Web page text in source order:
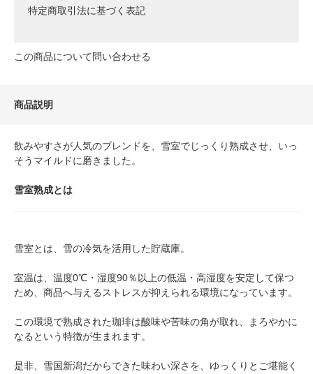
特定商取引法に基づく表記
この商品について問い合わせる
商品説明
飲みやすさが人気のブレンドを、雪室でじっくり熟成させ、いっ
そうマイルドに磨きました。
雪室熟成とは
雪室とは、雪の冷気を活用した貯蔵庫。
室温は、温度0℃・湿度90％以上の低温・高湿度を安定して保つ
ため、商品へ与えるストレスが抑えられる環境になっています。
この環境で熟成された珈琲は酸味や苦味の角が取れ、まろやかに
なるという特徴が生まれます。
是非、雪国新潟だからできた味わい深さを、ゆっくりとご堪能く